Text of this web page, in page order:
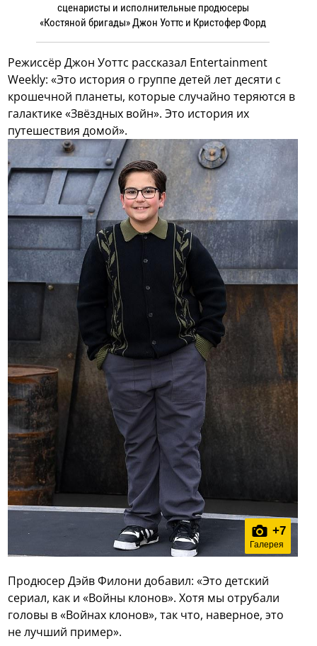
сценаристы и исполнительные продюсеры
«Костяной бригады» Джон Уоттс и Кристофер Форд
Режиссёр Джон Уоттс рассказал Entertainment
Weekly: «Это история о группе детей лет десяти с
крошечной планеты, которые случайно теряются в
галактике «Звёздных войн». Это история их
путешествия домой».
+7
Галерея
Продюсер Дэйв Филони добавил: «Это детский
сериал, как и «Войны клонов». Хотя мы отрубали
головы в «Войнах клонов», так что, наверное, это
не лучший пример».